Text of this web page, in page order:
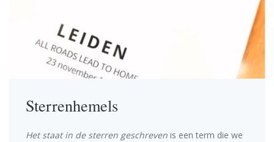
Sterrenhemels
Het staat in de sterren geschreven is een term die we